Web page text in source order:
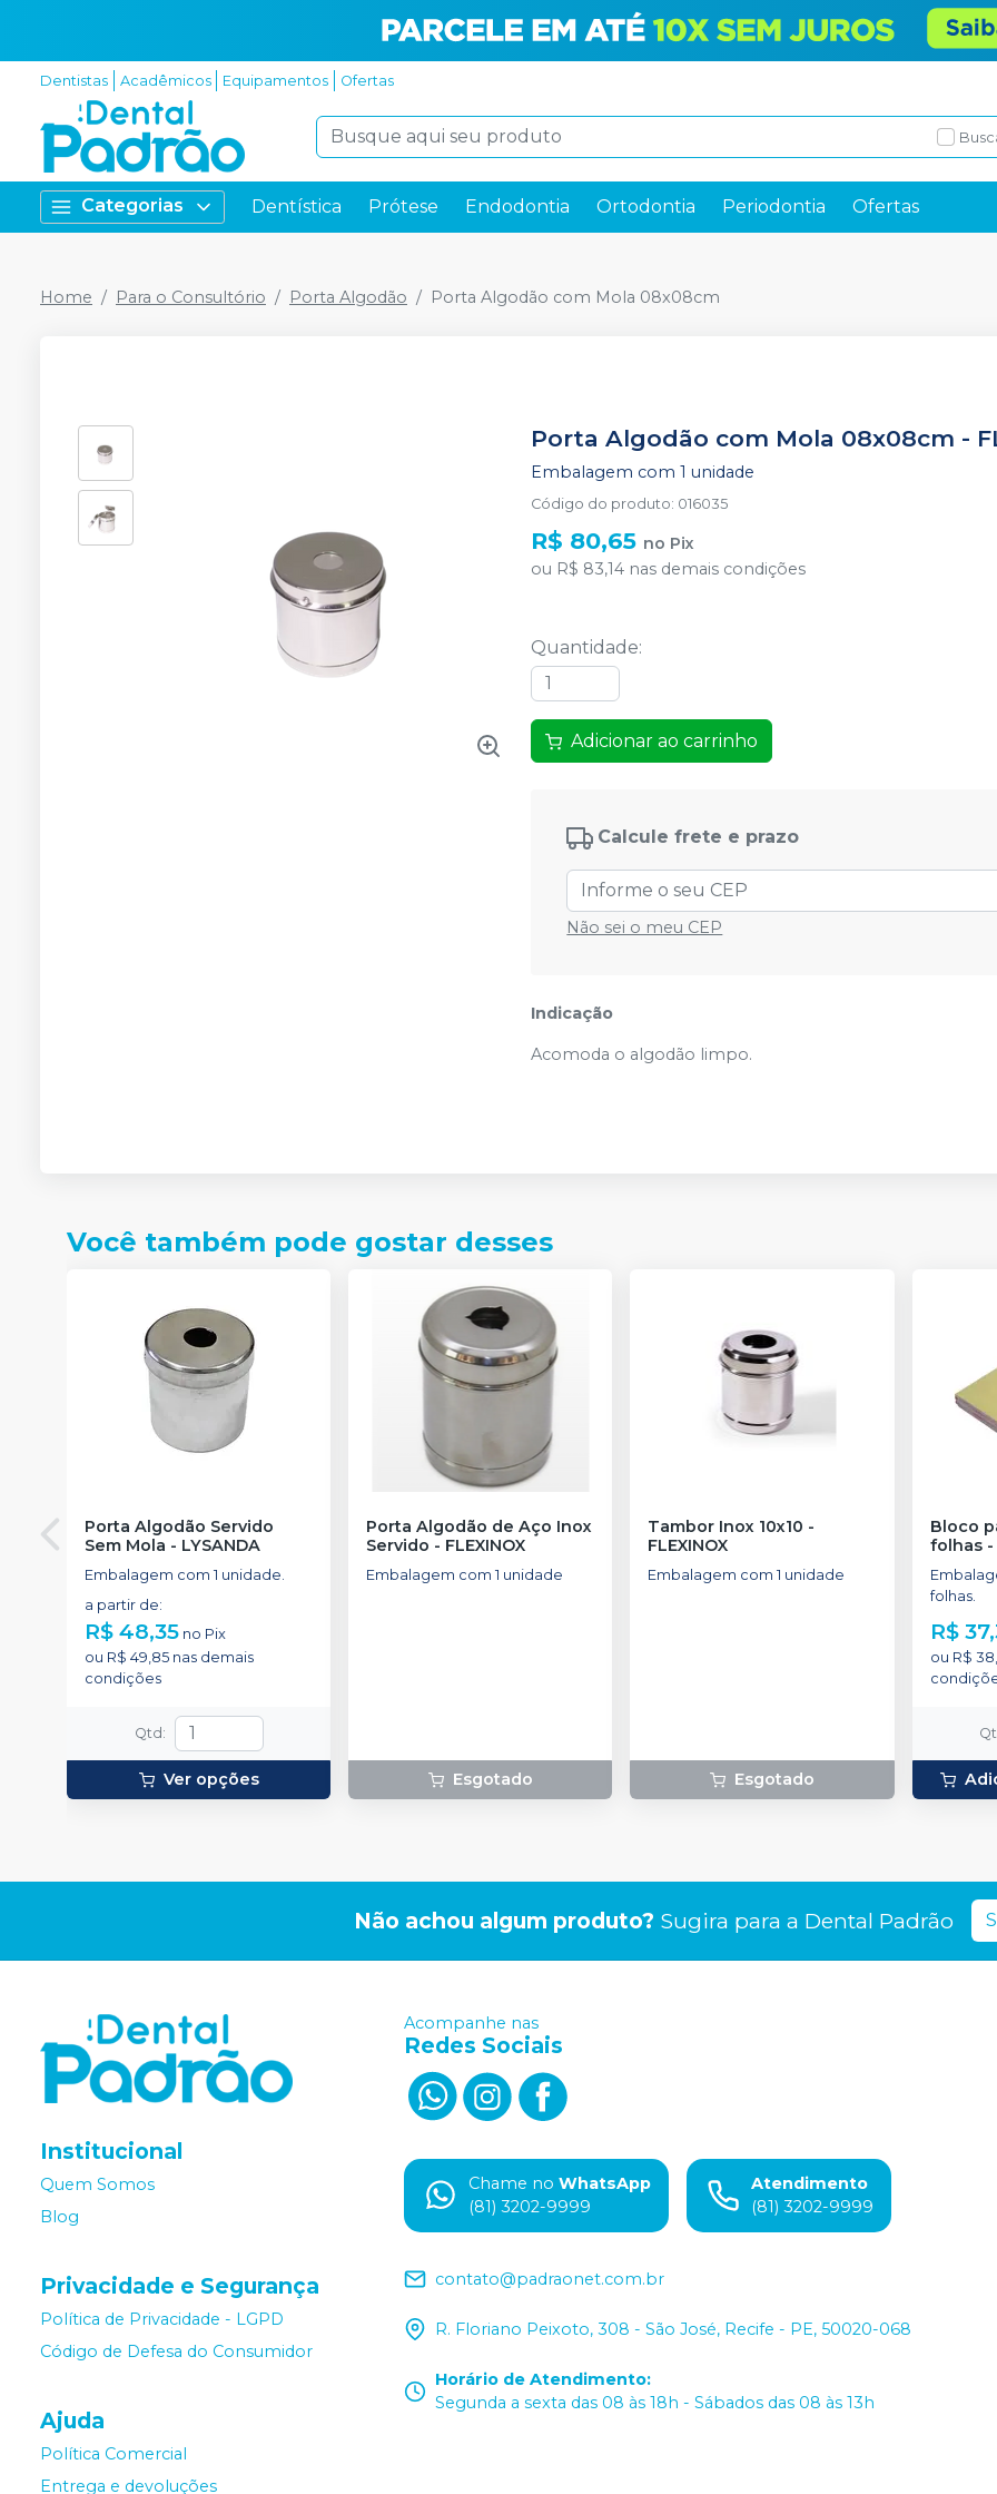
Dentistas Acadêmicos Equipamentos Ofertas
Categorias Dentística Prótese Endodontia Ortodontia Periodontia Ofertas
Home Para o Consultório Porta Algodão Porta Algodão com Mola 08x08cm
Porta Algodão com Mola 08x08cm -
Embalagem com 1 unidade
Código do produto: 016035
R$ 80,65 no Pix
ou R$ 83,14 nas demais condições
Quantidade:
Adicionar ao carrinho
Calcule frete e prazo
Não sei o meu CEP
Indicação
Acomoda o algodão limpo.
Você também pode gostar desses
Porta Algodão Servido
Sem Mola - LYSANDA
Embalagem com 1 unidade.
a partir de:
R$ 48,35 no Pix
ou R$ 49,85 nas demais
condições
Qtd :
Ver opções
Porta Algodão de Aço Inox
Servido - FLEXINOX
Embalagem com 1 unidade
Esgotado
Tambor Inox 10x10 -
FLEXINOX
Embalagem com 1 unidade
Esgotado
Bloco
folhas-
folhas.
R$
ou R$
Não achou algum produto? Sugira para a Dental Padrão
Institucional
Quem Somos
Blog
Privacidade e Segurança
Política de Privacidade - LGPD
Código de Defesa do Consumidor
Ajuda
Política Comercial
Entrega e devoluções
Acompanhe nas
Redes Sociais
Chame no WhatsApp
(81) 3202-9999
Atendimento
(81) 3202-9999
contato@padraonet.com.br
R. Floriano Peixoto, 308 - São José, Recife - PE, 50020-068
Horário de Atendimento:
Segunda a sexta das 08 às 18h - Sábados das 08 às 13h